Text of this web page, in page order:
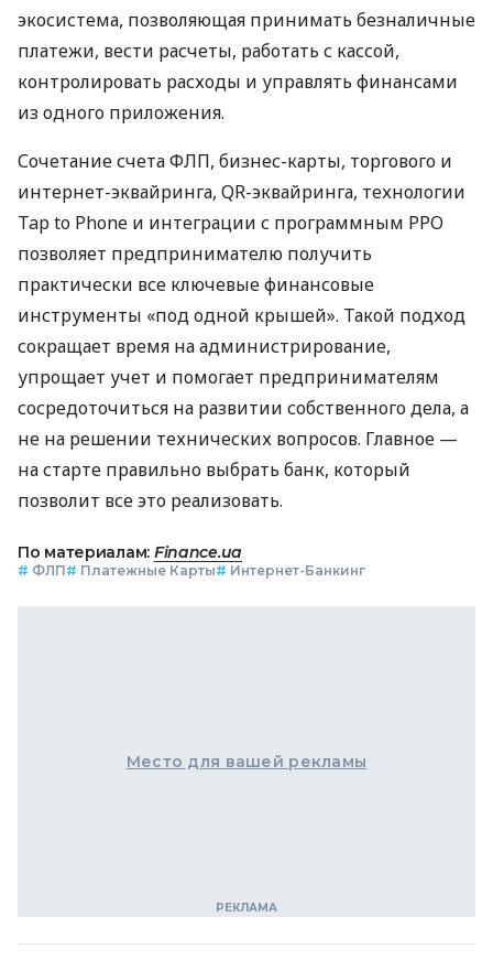
экосистема, позволяющая принимать безналичные
платежи, вести расчеты, работать с кассой,
контролировать расходы и управлять финансами
из одного приложения.
Сочетание счета ФЛП, бизнес-карты, торгового и
интернет-эквайринга, QR-эквайринга, технологии
Tap to Phone и интеграции с программным РРО
позволяет предпринимателю получить
практически все ключевые финансовые
инструменты «под одной крышей». Такой подход
сокращает время на администрирование,
упрощает учет и помогает предпринимателям
сосредоточиться на развитии собственного дела, а
не на решении технических вопросов. Главное —
на старте правильно выбрать банк, который
позволит все это реализовать.
По материалам: Finance.ua
# ФЛП# Платежные Карты# Интернет-Банкинг
Место для вашей рекламы